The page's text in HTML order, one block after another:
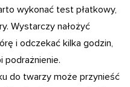
wykonać test płatkowy,
Wystarczy nałożyć
i odczekać kilka godzin,
podrażnienie.
do twarzy może przynieść